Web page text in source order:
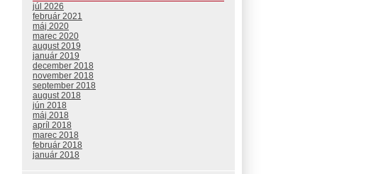
júl 2026
február 2021
máj 2020
marec 2020
august 2019
január 2019
december 2018
november 2018
september 2018
august 2018
jún 2018
máj 2018
apríl 2018
marec 2018
február 2018
január 2018